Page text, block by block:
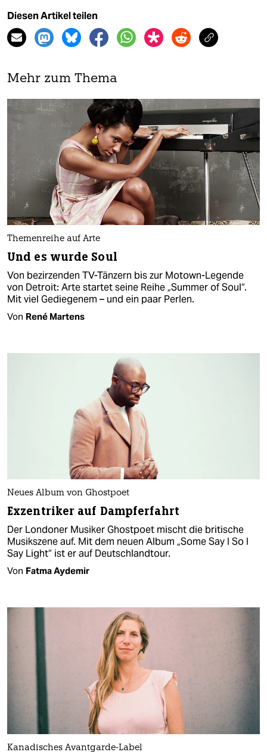
Diesen Artikel teilen
Mehr zum Thema
Themenreihe auf Arte
Und es wurde Soul
Von bezirzenden TV-Tänzern bis zur Motown-Legende
von Detroit: Arte startet seine Reihe „Summer of Soul“.
Mit viel Gediegenem – und ein paar Perlen.
Von René Martens
Neues Album von Ghostpoet
Exzentriker auf Dampferfahrt
Der Londoner Musiker Ghostpoet mischt die britische
Musikszene auf. Mit dem neuen Album „Some Say I So I
Say Light“ ist er auf Deutschlandtour.
Von Fatma Aydemir
Kanadisches Avantgarde-Label